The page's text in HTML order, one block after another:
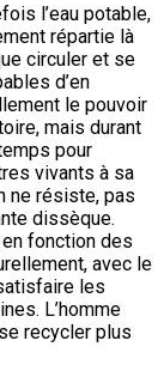
l’eau potable,
répartie là
circuler et se
d’en
le pouvoir
mais durant
pour
vivants à sa
ne résiste, pas
dissèque.
fonction des
avec le
les
L’homme
recycler plus